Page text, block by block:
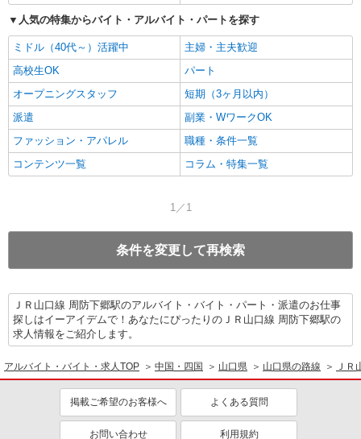
人気の特集からバイト・アルバイト・パートを探す
ミドル（40代～）活躍中
主婦・主夫歓迎
高校生OK
パート
オープニングスタッフ
短期（3ヶ月以内）
派遣
副業・WワークOK
ファッション・アパレル
職種・条件一覧
コンテンツ一覧
コラム・特集一覧
1／1
条件を変更して再検索
ＪＲ山口線 周防下郷駅のアルバイト・バイト・パート・派遣のお仕事
探しはイーアイデムで！あなたにぴったりのＪＲ山口線 周防下郷駅の
求人情報をご紹介します。
アルバイト・バイト・求人TOP 中国・四国 山口県 山口県の路線 ＪＲ
掲載ご希望のお客様へ よくある質問
お問い合わせ 利用規約